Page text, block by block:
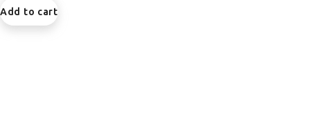
Add to cart